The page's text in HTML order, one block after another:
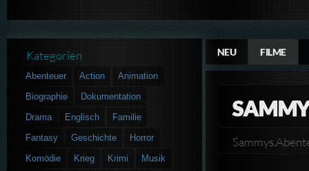
NEU FILME
Kategorien
Abenteuer Action
Animation
Biographie
Dokumentation
Drama
Englisch
Familie
Fantasy
Geschichte
Horror
Komödie
Krieg Krimi
Musik